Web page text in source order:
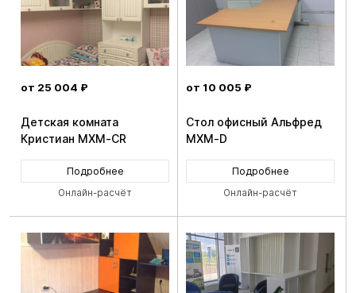
от 25 004 ₽
Детская комната
Кристиан MXM-CR
Подробнее
Онлайн-расчёт
от 10 005 ₽
Стол офисный Альфред
MXM-D
Подробнее
Онлайн-расчёт